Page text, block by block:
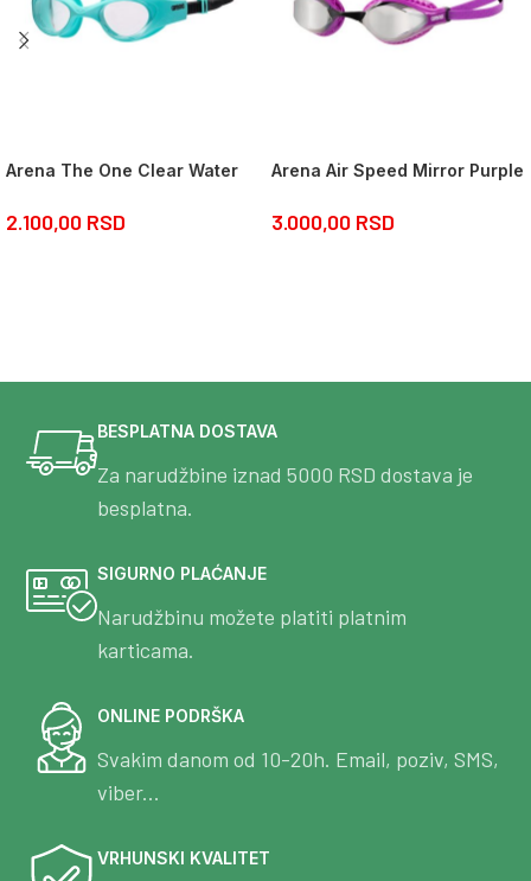
Arena The One Clear Water
2.100,00 RSD
Arena Air Speed Mirror Purple
3.000,00 RSD
BESPLATNA DOSTAVA
Za narudžbine iznad 5000 RSD dostava je
besplatna.
SIGURNO PLAĆANJE
Narudžbinu možete platiti platnim
karticama.
ONLINE PODRŠKA
Svakim danom od 10-20h. Email, poziv, SMS,
viber...
VRHUNSKI KVALITET